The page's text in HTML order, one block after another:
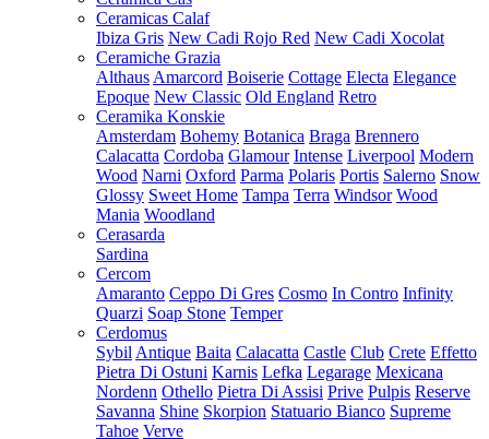
Ceramicas Calaf
Ibiza Gris New Cadi Rojo Red New Cadi Xocolat
Ceramiche Grazia
Althaus Amarcord Boiserie Cottage Electa Elegance
Epoque New Classic Old England Retro
Ceramika Konskie
Amsterdam Bohemy Botanica Braga Brennero
Calacatta Cordoba Glamour Intense Liverpool Modern
Wood Narni Oxford Parma Polaris Portis Salerno Snow
Glossy Sweet Home Tampa Terra Windsor Wood
Mania Woodland
Cerasarda
Sardina
Cercom
Amaranto Ceppo Di Gres Cosmo In Contro Infinity
Quarzi Soap Stone Temper
Cerdomus
Sybil Antique Baita Calacatta Castle Club Crete Effetto
Pietra Di Ostuni Karnis Lefka Legarage Mexicana
Nordenn Othello Pietra Di Assisi Prive Pulpis Reserve
Savanna Shine Skorpion Statuario Bianco Supreme
Tahoe Verve